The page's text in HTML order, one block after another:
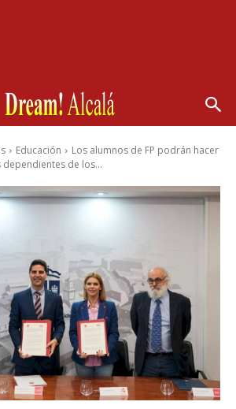
Educación
Los alumnos de FP podrán hacer
de los...